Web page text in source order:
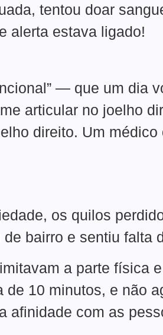
tentou doar
alerta estava ligado!
— que um dia
articular no joelho
direito. Um
os quilos
bairro e sentiu falta
a parte física
10 minutos, e não
afinidade com as